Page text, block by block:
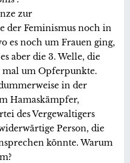
zur
der Feminismus noch in
es noch um Frauen ging,
aber die 3. Welle, die
mal um Opferpunkte.
in der
Hamaskämpfer,
des Vergewaltigers
Person, die
könnte. Warum